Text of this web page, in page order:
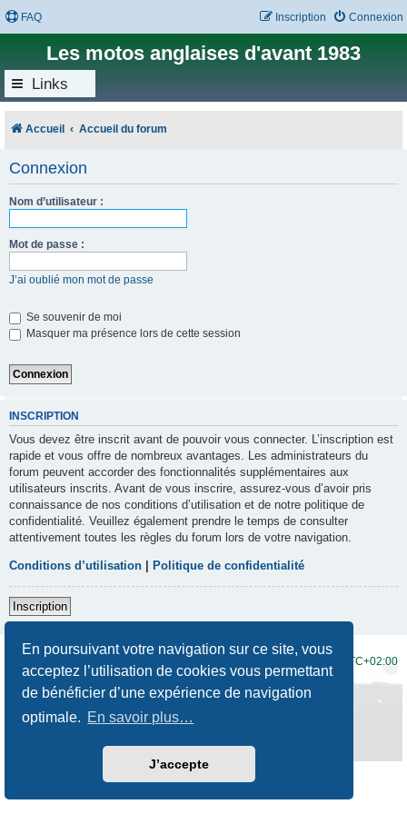
En poursuivant votre navigation sur ce site, vous
acceptez l’utilisation de cookies vous permettant
de bénéficier d’une expérience de navigation
optimale. En savoir plus…
J’accepte
FAQ Connexion
Inscription
Les motos anglaises d'avant 1983
Links
Accueil Accueil du forum
Connexion
Nom d’utilisateur :
Mot de passe :
J’ai oublié mon mot de passe
Se souvenir de moi
Masquer ma présence lors de cette session
INSCRIPTION
Vous devez être inscrit avant de pouvoir vous connecter. L’inscription est
rapide et vous offre de nombreux avantages. Les administrateurs du
forum peuvent accorder des fonctionnalités supplémentaires aux
utilisateurs inscrits. Avant de vous inscrire, assurez-vous d’avoir pris
connaissance de nos conditions d’utilisation et de notre politique de
confidentialité. Veuillez également prendre le temps de consulter
attentivement toutes les règles du forum lors de votre navigation.
Conditions d’utilisation Politique de confidentialité
Inscription
UTC+02:00
Développé par phpBB® Forum Software © phpBB Limited
Traduction française officielle
Prosilver New Edition
Confidentialité|Conditions